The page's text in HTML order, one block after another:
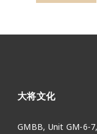
大将文化
GMBB, Unit GM-6-